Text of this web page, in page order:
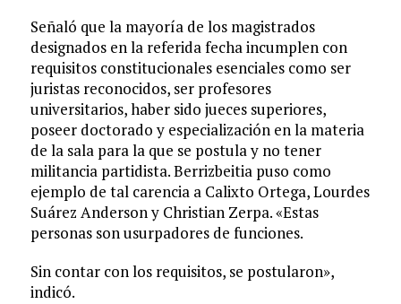
Señaló que la mayoría de los magistrados
designados en la referida fecha incumplen con
requisitos constitucionales esenciales como ser
juristas reconocidos, ser profesores
universitarios, haber sido jueces superiores,
poseer doctorado y especialización en la materia
de la sala para la que se postula y no tener
militancia partidista. Berrizbeitia puso como
ejemplo de tal carencia a Calixto Ortega, Lourdes
Suárez Anderson y Christian Zerpa. «Estas
personas son usurpadores de funciones.
Sin contar con los requisitos, se postularon»,
indicó.